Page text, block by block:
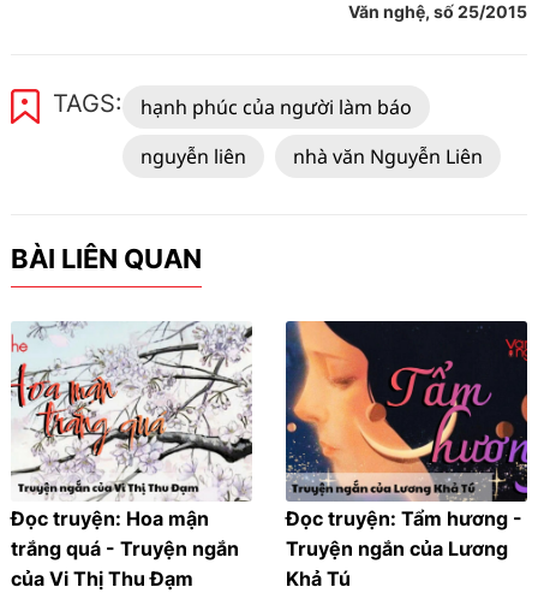
Văn nghệ, số 25/2015
TAGS:
hạnh phúc của người làm báo
nguyễn liên
nhà văn Nguyễn Liên
BÀI LIÊN QUAN
Đọc truyện: Hoa mận
trắng quá - Truyện ngắn
của Vi Thị Thu Đạm
Đọc truyện: Tẩm hương -
Truyện ngắn của Lương
Khả Tú